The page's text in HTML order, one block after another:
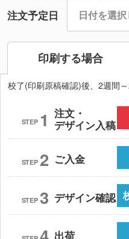
注文予定日
印刷する場合
校了(印刷原稿確認)後、2週間
STEP 1 注文・
デザイン入稿
STEP 2 ご入金
STEP 3 デザイン確認
出荷